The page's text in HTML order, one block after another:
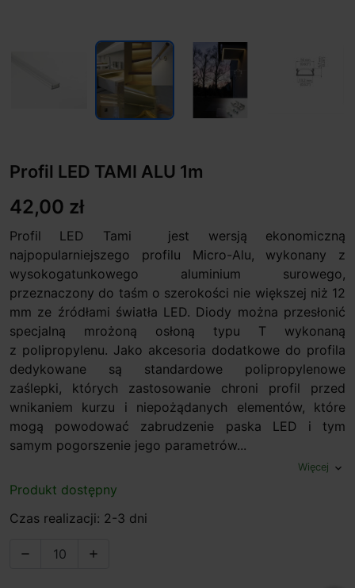
Profil LED TAMI ALU 1m
42,00 zł
Profil LED Tami jest wersją ekonomiczną
najpopularniejszego profilu Micro-Alu, wykonany z
wysokogatunkowego aluminium surowego,
przeznaczony do taśm o szerokości nie większej niż 12
mm ze źródłami światła LED. Diody można przesłonić
specjalną mrożoną osłoną typu T wykonaną
z polipropylenu. Jako akcesoria dodatkowe do profila
dedykowane są standardowe polipropylenowe
zaślepki, których zastosowanie chroni profil przed
wnikaniem kurzu i niepożądanych elementów, które
mogą powodować zabrudzenie paska LED i tym
samym pogorszenie jego parametrów...
Więcej expand_more
Produkt dostępny
Czas realizacji: 2-3 dni
 